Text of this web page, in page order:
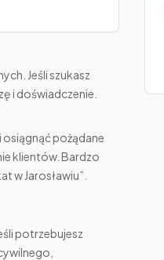
Jeśli szukasz
i doświadczenie.
pożądane
klientów. Bardzo
w Jarosławiu”.
potrzebujesz